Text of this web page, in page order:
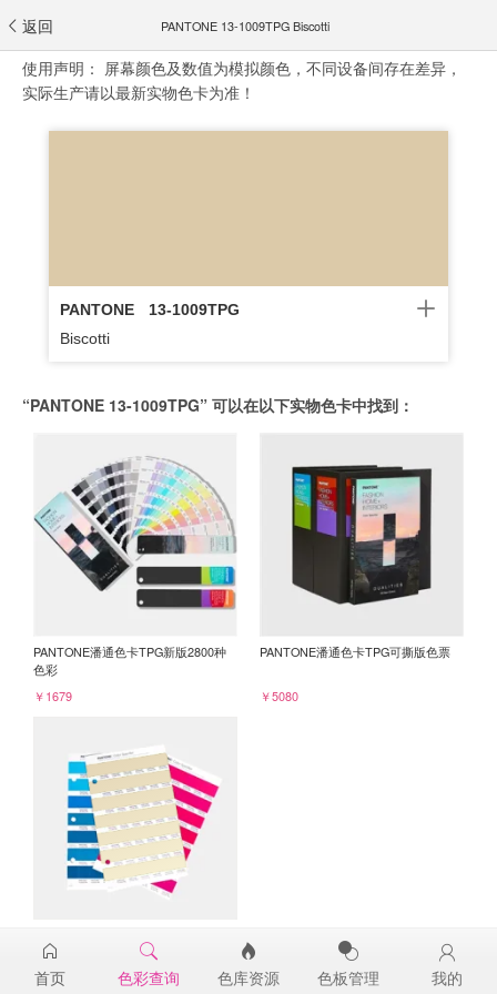
返回 PANTONE 13-1009TPG Biscotti
使用声明： 屏幕颜色及数值为模拟颜色，不同设备间存在差异，
实际生产请以最新实物色卡为准！
PANTONE
13-1009TPG
Biscotti
“PANTONE 13-1009TPG” 可以在以下实物色卡中找到：
PANTONE潘通色卡TPG新版2800种
色彩
￥1679
PANTONE潘通色卡TPG可撕版色票
￥5080
13-1009TPG
￥98
首页 色彩查询 色库资源 色板管理 我的